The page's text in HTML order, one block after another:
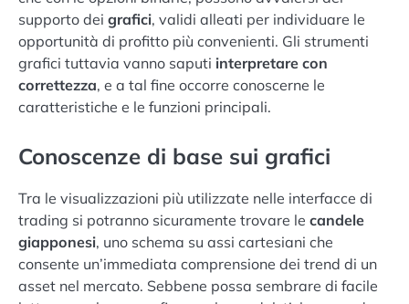
supporto dei grafici, validi alleati per individuare le
opportunità di profitto più convenienti. Gli strumenti
grafici tuttavia vanno saputi interpretare con
correttezza, e a tal fine occorre conoscerne le
caratteristiche e le funzioni principali.
Conoscenze di base sui grafici
Tra le visualizzazioni più utilizzate nelle interfacce di
trading si potranno sicuramente trovare le candele
giapponesi, uno schema su assi cartesiani che
consente un’immediata comprensione dei trend di un
asset nel mercato. Sebbene possa sembrare di facile